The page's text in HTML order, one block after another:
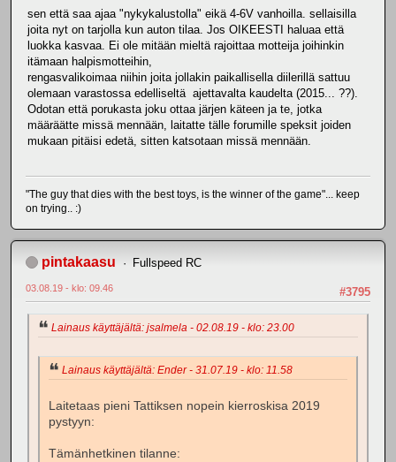
sen että saa ajaa "nykykalustolla" eikä 4-6V vanhoilla. sellaisilla
joita nyt on tarjolla kun auton tilaa. Jos OIKEESTI haluaa että
luokka kasvaa. Ei ole mitään mieltä rajoittaa motteija joihinkin
itämaan halpismotteihin,
rengasvalikoimaa niihin joita jollakin paikallisella diilerillä sattuu
olemaan varastossa edelliseltä ajettavalta kaudelta (2015... ??).
Odotan että porukasta joku ottaa järjen käteen ja te, jotka
määräätte missä mennään, laitatte tälle forumille speksit joiden
mukaan pitäisi edetä, sitten katsotaan missä mennään.
"The guy that dies with the best toys, is the winner of the game"... keep
on trying.. :)
pintakaasu Fullspeed RC
#3795
03.08.19 - klo: 09.46
Lainaus käyttäjältä: jsalmela - 02.08.19 - klo: 23.00
Lainaus käyttäjältä: Ender - 31.07.19 - klo: 11.58
Laitetaas pieni Tattiksen nopein kierroskisa 2019
pystyyn:
Tämänhetkinen tilanne: